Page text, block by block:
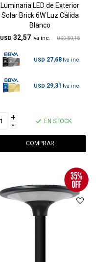
Luminaria LED de Exterior
Solar Brick 6W Luz Cálida
Blanco
USD 32,57 USD 50,15
USD 27,68
USD 29,31
+
- EN STOCK